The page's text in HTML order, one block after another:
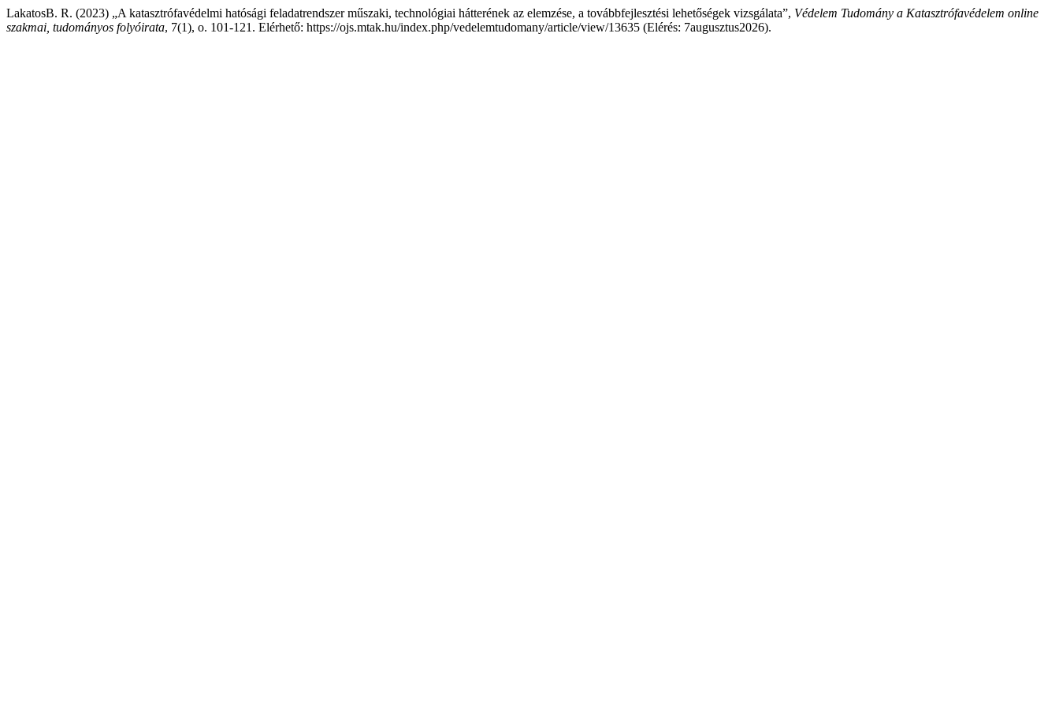
LakatosB. R. (2023) „A katasztrófavédelmi hatósági feladatrendszer műszaki, technológiai hátterének az elemzése, a továbbfejlesztési lehetőségek vizsgálata”, Védelem Tudomány a Katasztrófavédelem online
szakmai, tudományos folyóirata, 7(1), o. 101-121. Elérhető: https://ojs.mtak.hu/index.php/vedelemtudomany/article/view/13635 (Elérés: 7augusztus2026).